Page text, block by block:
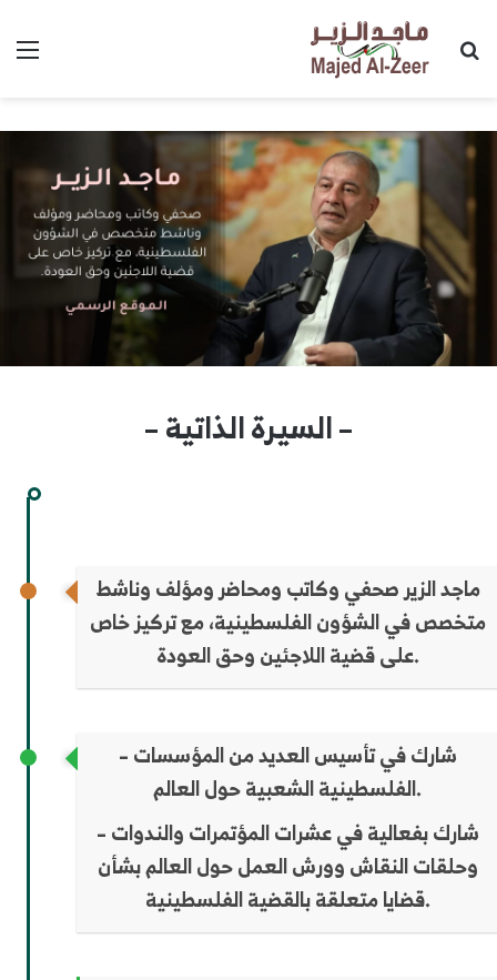
بحث عن
– السيرة الذاتية –
ماجد الزير صحفي وكاتب ومحاضر ومؤلف وناشط
متخصص في الشؤون الفلسطينية، مع تركيز خاص
على قضية اللاجئين وحق العودة.
– شارك في تأسيس العديد من المؤسسات
الفلسطينية الشعبية حول العالم.
– شارك بفعالية في عشرات المؤتمرات والندوات
وحلقات النقاش وورش العمل حول العالم بشأن
قضايا متعلقة بالقضية الفلسطينية.